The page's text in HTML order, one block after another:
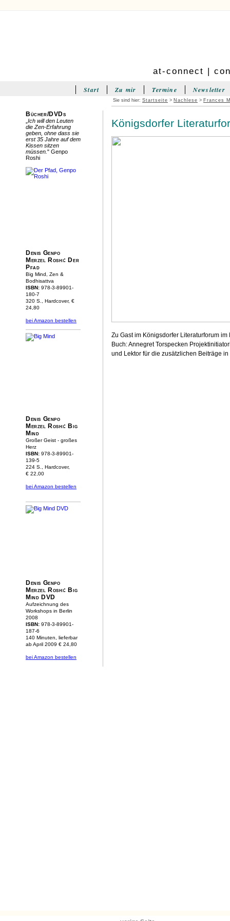
at-connect |
Start Zu mir Termine Newsletter
Bücher/DVDs
Ich will den Leuten
die Zen-Erfahrung
geben, ohne dass sie
erst 35 Jahre auf dem
Kissen sitzen
müssen. " Genpo
Roshi
Denis Genpo
Merzel Roshi: Der
Pfad
Big Mind, Zen &
Bodhisattva
ISBN: 978-3-89901-
180-7
320 S., Hardcover, €
24,80
bei Amazon bestellen
Denis Genpo
Merzel Roshi: Big
Mind
Großer Geist - großes
Herz
ISBN: 978-3-89901-
139-5
224 S., Hardcover,
€ 22,00
bei Amazon bestellen
Denis Genpo
Merzel Roshi: Big
Mind DVD
Aufzeichnung des
Workshops in Berlin
2008
ISBN: 978-3-89901-
187-6
140 Minuten, lieferbar
ab April 2009 € 24,80
bei Amazon bestellen
Sie sind hier: Startseite > Nachlese > Frances
Königsdorfer
Zu Gast im Königsdorfer Literaturforum
Buch: Annegret Torspecken
und Lektor für die zusätzlichen Beiträge